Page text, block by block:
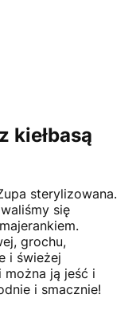
kiełbasą
sterylizowana.
się
grochu,
i świeżej
ją jeść i
i smacznie!